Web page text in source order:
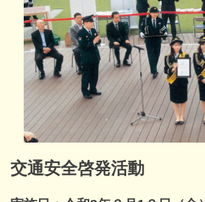
交通安全啓発活動